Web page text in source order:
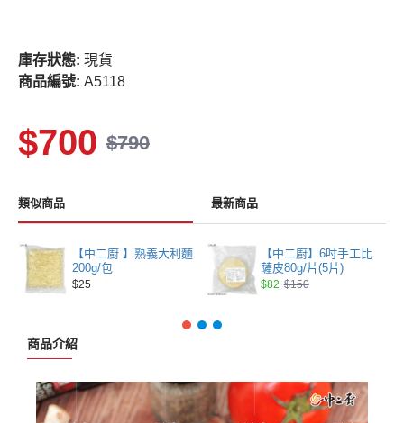
庫存狀態: 現貨
商品編號: A5118
$700 $790
類似商品 最新商品
【中二廚 】熟義大利麵
200g/包
$25
【中二廚】6吋手工比
薩皮80g/片(5片)
$82 $150
商品介紹